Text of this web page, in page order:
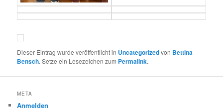
Dieser Eintrag wurde veröffentlicht in Uncategorizedvon Bettina
Bensch. Setze ein Lesezeichen zum Permalink.
META
Anmelden